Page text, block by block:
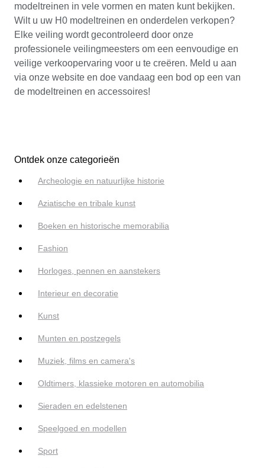
modeltreinen in vele vormen en maten kunt bekijken.
Wilt u uw H0 modeltreinen en onderdelen verkopen?
Elke veiling wordt gecontroleerd door onze
professionele veilingmeesters om een eenvoudige en
veilige verkoopervaring voor u te creëren. Meld u aan
via onze website en doe vandaag een bod op een van
de modeltreinen en accessoires!
Ontdek onze categorieën
Archeologie en natuurlijke historie
Aziatische en tribale kunst
Boeken en historische memorabilia
Fashion
Horloges, pennen en aanstekers
Interieur en decoratie
Kunst
Munten en postzegels
Muziek, films en camera's
Oldtimers, klassieke motoren en automobilia
Sieraden en edelstenen
Speelgoed en modellen
Sport